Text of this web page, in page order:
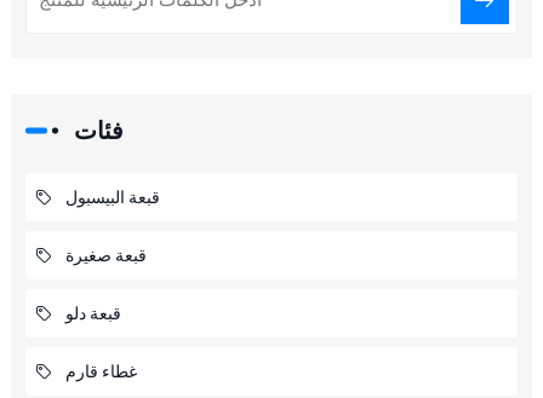
فئات
قبعة البيسبول
قبعة صغيرة
قبعة دلو
غطاء قارم